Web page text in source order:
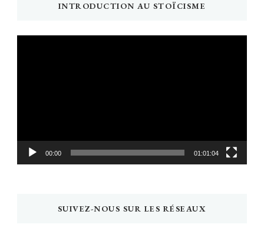
INTRODUCTION AU STOÏCISME
00:00 01:01:04
SUIVEZ-NOUS SUR LES RÉSEAUX